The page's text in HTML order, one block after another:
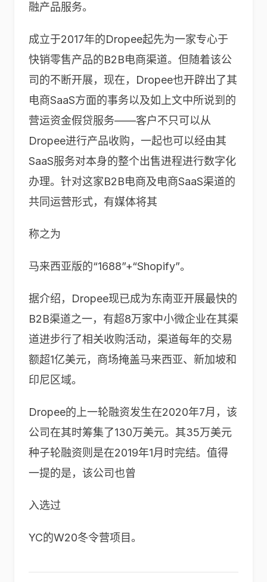
融产品服务。
成立于2017年的Dropee起先为一家专心于
快销零售产品的B2B电商渠道。但随着该公
司的不断开展，现在，Dropee也开辟出了其
电商SaaS方面的事务以及如上文中所说到的
营运资金假贷服务——客户不只可以从
Dropee进行产品收购，一起也可以经由其
SaaS服务对本身的整个出售进程进行数字化
办理。针对这家B2B电商及电商SaaS渠道的
共同运营形式，有媒体将其
称之为
马来西亚版的“1688”+“Shopify”。
据介绍，Dropee现已成为东南亚开展最快的
B2B渠道之一，有超8万家中小微企业在其渠
道进步行了相关收购活动，渠道每年的交易
额超1亿美元，商场掩盖马来西亚、新加坡和
印尼区域。
Dropee的上一轮融资发生在2020年7月，该
公司在其时筹集了130万美元。其35万美元
种子轮融资则是在2019年1月时完结。值得
一提的是，该公司也曾
入选过
YC的W20冬令营项目。